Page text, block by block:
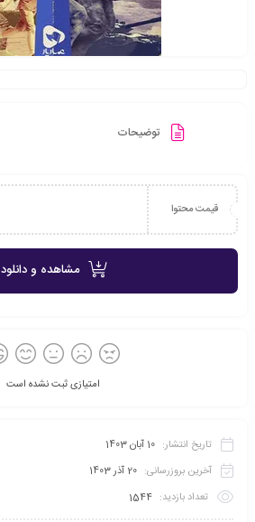
توضیحات
قیمت محتوا
مشاهده و دانلود
امتیازی ثبت نشده است
تاریخ انتشار: 10 آبان 1403
آخرین بروزرسانی: 20 آذر 1403
تعداد بازدید: 1544